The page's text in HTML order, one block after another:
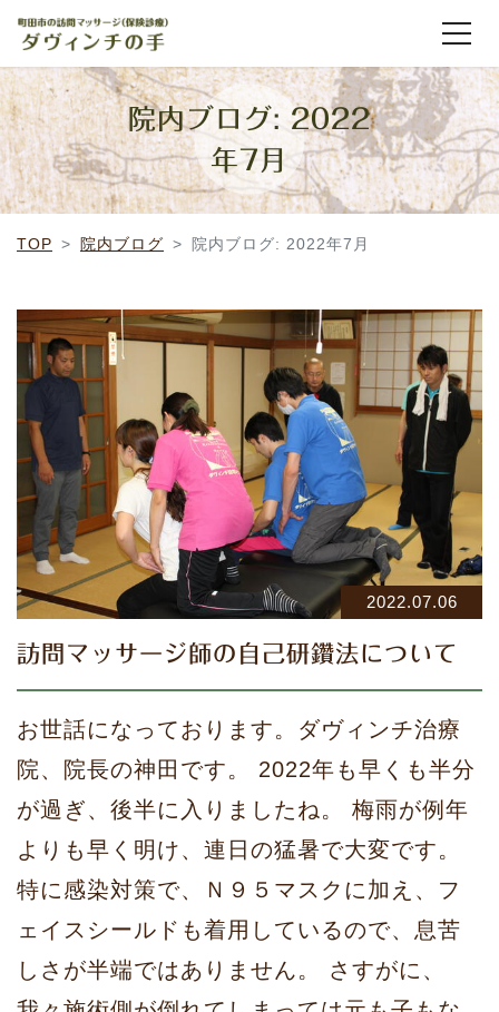
院内ブログ: 2022
年7月
TOP 院内ブログ 院内ブログ: 2022年7月
2022.07.06
訪問マッサージ師の自己研鑽法について
お世話になっております。ダヴィンチ治療
院、院長の神田です。 2022年も早くも半分
が過ぎ、後半に入りましたね。 梅雨が例年
よりも早く明け、連日の猛暑で大変です。
特に感染対策で、Ｎ９５マスクに加え、フ
ェイスシールドも着用しているので、息苦
しさが半端ではありません。 さすがに、